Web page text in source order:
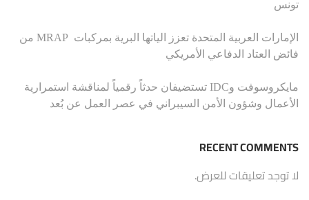
تونس
الإمارات العربية المتحدة تعزز الياتها البرية بمركبات MRAP من
فائض العتاد الدفاعي الأمريكي
مايكروسوفت وIDC تستضيفان حدثاً رقمياً لمناقشة استمرارية
الأعمال وشؤون الأمن السيبراني في عصر العمل عن بُعد
RECENT COMMENTS
لا توجد تعليقات للعرض.